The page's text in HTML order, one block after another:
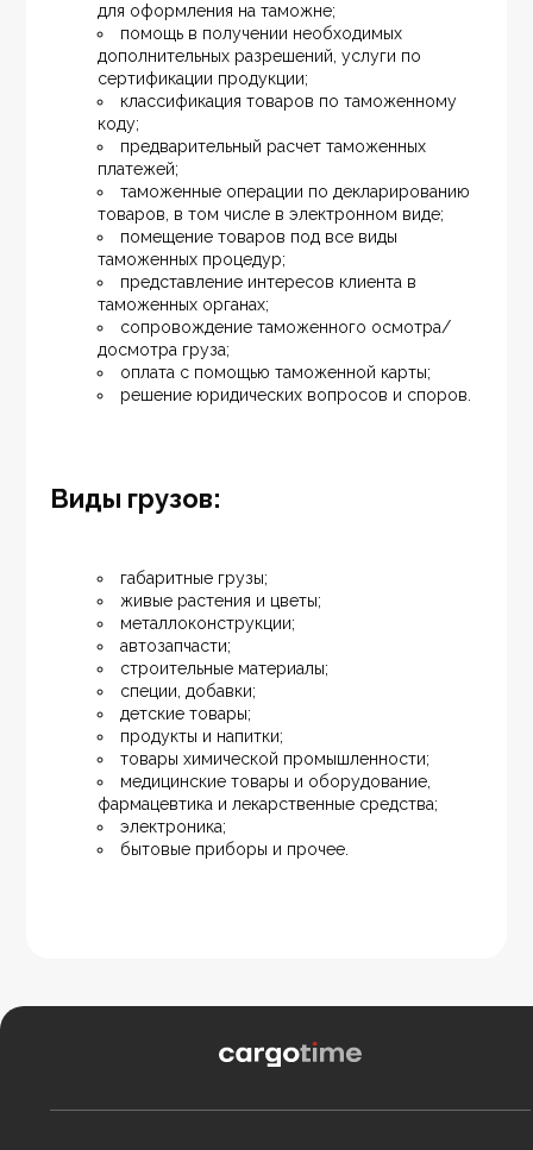
для оформления на таможне;
помощь в получении необходимых
дополнительных разрешений, услуги по
сертификации продукции;
классификация товаров по таможенному
коду;
предварительный расчет таможенных
платежей;
таможенные операции по декларированию
товаров, в том числе в электронном виде;
помещение товаров под все виды
таможенных процедур;
представление интересов клиента в
таможенных органах;
сопровождение таможенного осмотра/
досмотра груза;
оплата с помощью таможенной карты;
решение юридических вопросов и споров.
Виды грузов:
габаритные грузы;
живые растения и цветы;
металлоконструкции;
автозапчасти;
строительные материалы;
специи, добавки;
детские товары;
продукты и напитки;
товары химической промышленности;
медицинские товары и оборудование,
фармацевтика и лекарственные средства;
электроника;
бытовые приборы и прочее.